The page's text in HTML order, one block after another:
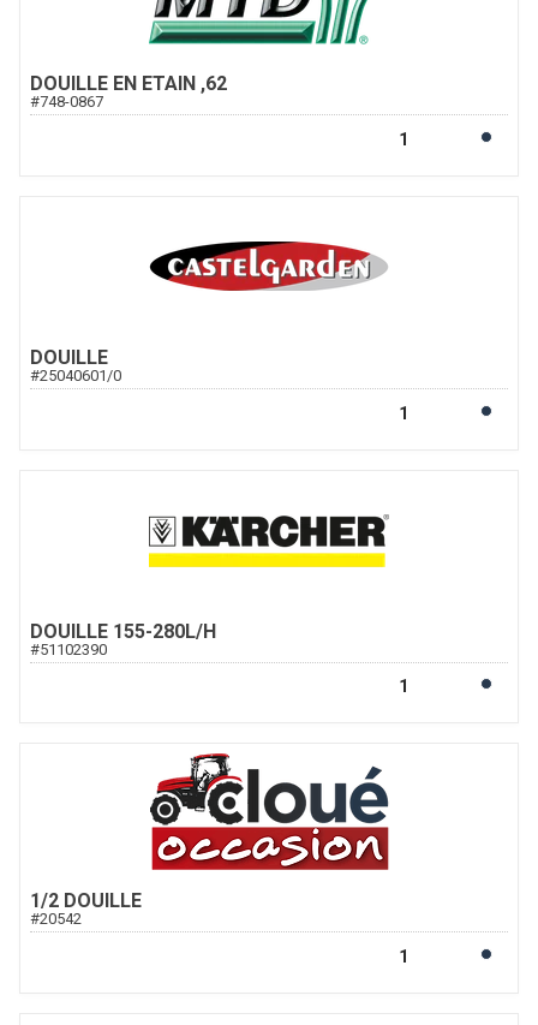
DOUILLE EN ETAIN ,62
#748-0867
DOUILLE
#25040601/0
DOUILLE 155-280L/H
#51102390
1/2 DOUILLE
#20542